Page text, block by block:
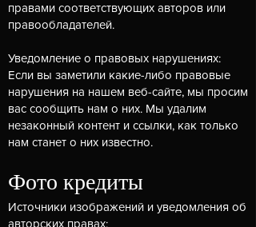
правами соответствующих авторов или
правообладателей.
Уведомление о правовых нарушениях:
Если вы заметили какие-либо правовые
нарушения на нашем веб-сайте, мы просим
вас сообщить нам о них. Мы удалим
незаконный контент и ссылки, как только
нам станет о них известно.
Фото кредиты
Источники изображений и уведомления об
авторских правах: